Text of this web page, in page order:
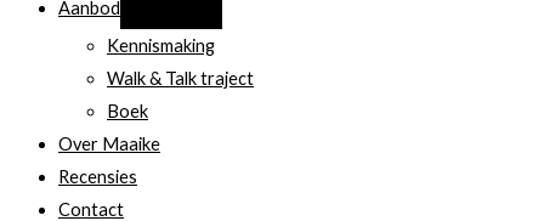
Aanbod
Kennismaking
Walk & Talk traject
Boek
Over Maaike
Recensies
Contact